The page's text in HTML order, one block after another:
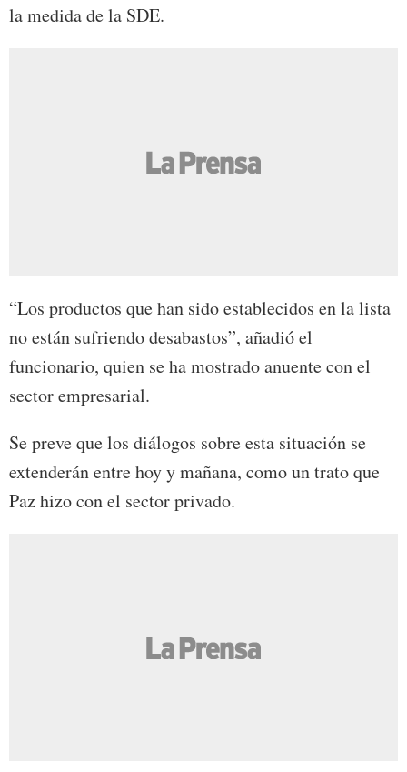
la medida de la SDE.
“Los productos que han sido establecidos en la lista
no están sufriendo desabastos”, añadió el
funcionario, quien se ha mostrado anuente con el
sector empresarial.
Se preve que los diálogos sobre esta situación se
extenderán entre hoy y mañana, como un trato que
Paz hizo con el sector privado.